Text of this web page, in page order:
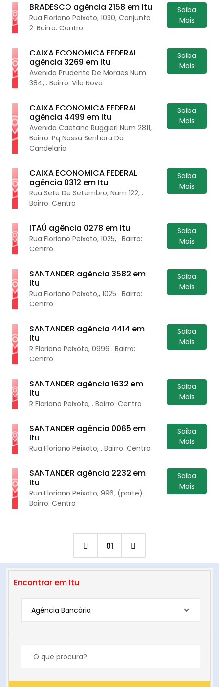
BRADESCO agência 2158 em Itu
Rua Floriano Peixoto, 1030, Conjunto
2. Bairro: Centro
Saiba
Mais
CAIXA ECONOMICA FEDERAL
agência 3269 em Itu
Avenida Prudente De Moraes Num
384, . Bairro: Vila Nova
Saiba
Mais
CAIXA ECONOMICA FEDERAL
agência 4499 em Itu
Avenida Caetano Ruggieri Num 2811, .
Bairro: Pq Nossa Senhora Da
Candelaria
Saiba
Mais
CAIXA ECONOMICA FEDERAL
agência 0312 em Itu
Rua Sete De Setembro, Num 122, .
Bairro: Centro
Saiba
Mais
ITAÚ agência 0278 em Itu
Rua Floriano Peixoto, 1025, . Bairro:
Centro
Saiba
Mais
SANTANDER agência 3582 em
Itu
Rua Floriano Peixoto,, 1025 . Bairro:
Centro
Saiba
Mais
SANTANDER agência 4414 em
Itu
R Floriano Peixoto, 0996 . Bairro:
Centro
Saiba
Mais
SANTANDER agência 1632 em
Itu
R Floriano Peixoto, . Bairro: Centro
Saiba
Mais
SANTANDER agência 0065 em
Itu
Rua Floriano Peixoto, . Bairro: Centro
Saiba
Mais
SANTANDER agência 2232 em
Itu
Rua Floriano Peixoto, 996, (parte).
Bairro: Centro
Saiba
Mais
01
Encontrar em Itu
Agência Bancária